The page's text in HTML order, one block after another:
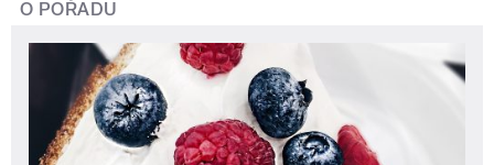
O POŘADU